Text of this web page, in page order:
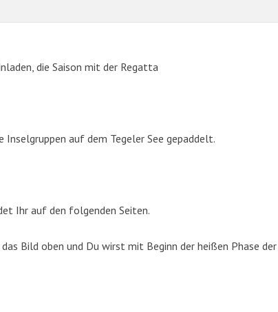
die Saison mit der Regatta
Inselgruppen auf dem Tegeler See gepaddelt.
Ihr auf den folgenden Seiten.
Bild oben und Du wirst mit Beginn der heißen Phase